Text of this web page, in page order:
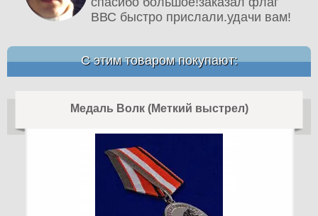
ВВС быстро прислали.удачи вам!
С этим товаром покупают:
Медаль Волк (Меткий выстрел)